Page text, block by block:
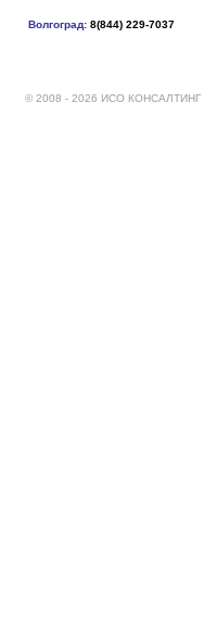
Волгоград: 8(844) 229-7037
© 2008 - 2026 ИСО КОНСАЛТИНГ